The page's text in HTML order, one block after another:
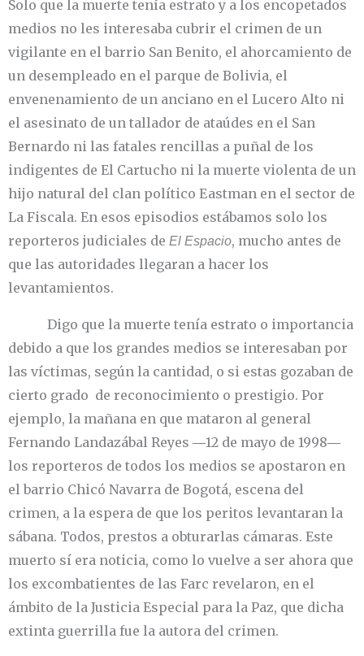
Solo que la muerte tenía estrato y a los encopetados
medios no les interesaba cubrir el crimen de un
vigilante en el barrio San Benito, el ahorcamiento de
un desempleado en el parque de Bolivia, el
envenenamiento de un anciano en el Lucero Alto ni
el asesinato de un tallador de ataúdes en el San
Bernardo ni las fatales rencillas a puñal de los
indigentes de El Cartucho ni la muerte violenta de un
hijo natural del clan político Eastman en el sector de
La Fiscala. En esos episodios estábamos solo los
reporteros judiciales de El Espacio, mucho antes de
que las autoridades llegaran a hacer los
levantamientos.
Digo que la muerte tenía estrato o importancia
debido a que los grandes medios se interesaban por
las víctimas, según la cantidad, o si estas gozaban de
cierto grado de reconocimiento o prestigio. Por
ejemplo, la mañana en que mataron al general
Fernando Landazábal Reyes ―12 de mayo de 1998―
los reporteros de todos los medios se apostaron en
el barrio Chicó Navarra de Bogotá, escena del
crimen, a la espera de que los peritos levantaran la
sábana. Todos, prestos a obturarlas cámaras. Este
muerto sí era noticia, como lo vuelve a ser ahora que
los excombatientes de las Farc revelaron, en el
ámbito de la Justicia Especial para la Paz, que dicha
extinta guerrilla fue la autora del crimen.